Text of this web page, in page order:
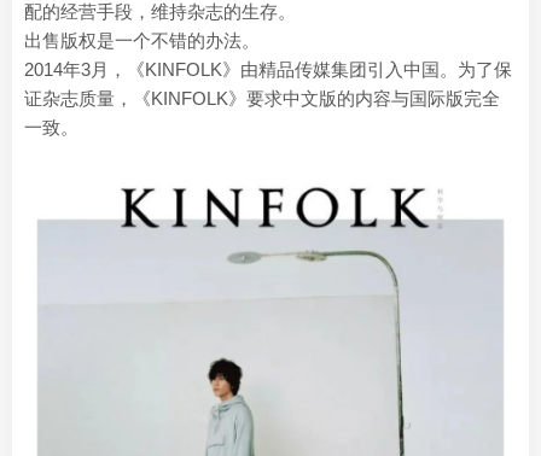
配的经营手段，维持杂志的生存。
出售版权是一个不错的办法。
2014年3月，《KINFOLK》由精品传媒集团引入中国。为了保
证杂志质量，《KINFOLK》要求中文版的内容与国际版完全
一致。